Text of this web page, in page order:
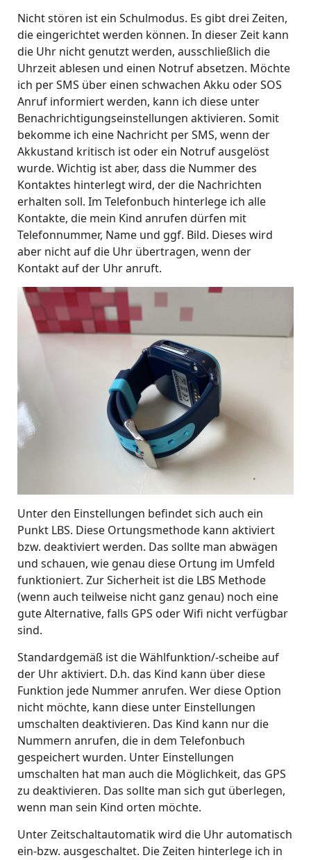
Nicht stören ist ein Schulmodus. Es gibt drei Zeiten,
die eingerichtet werden können. In dieser Zeit kann
die Uhr nicht genutzt werden, ausschließlich die
Uhrzeit ablesen und einen Notruf absetzen. Möchte
ich per SMS über einen schwachen Akku oder SOS
Anruf informiert werden, kann ich diese unter
Benachrichtigungseinstellungen aktivieren. Somit
bekomme ich eine Nachricht per SMS, wenn der
Akkustand kritisch ist oder ein Notruf ausgelöst
wurde. Wichtig ist aber, dass die Nummer des
Kontaktes hinterlegt wird, der die Nachrichten
erhalten soll. Im Telefonbuch hinterlege ich alle
Kontakte, die mein Kind anrufen dürfen mit
Telefonnummer, Name und ggf. Bild. Dieses wird
aber nicht auf die Uhr übertragen, wenn der
Kontakt auf der Uhr anruft.
Unter den Einstellungen befindet sich auch ein
Punkt LBS. Diese Ortungsmethode kann aktiviert
bzw. deaktiviert werden. Das sollte man abwägen
und schauen, wie genau diese Ortung im Umfeld
funktioniert. Zur Sicherheit ist die LBS Methode
(wenn auch teilweise nicht ganz genau) noch eine
gute Alternative, falls GPS oder Wifi nicht verfügbar
sind.
Standardgemäß ist die Wählfunktion/-scheibe auf
der Uhr aktiviert. D.h. das Kind kann über diese
Funktion jede Nummer anrufen. Wer diese Option
nicht möchte, kann diese unter Einstellungen
umschalten deaktivieren. Das Kind kann nur die
Nummern anrufen, die in dem Telefonbuch
gespeichert wurden. Unter Einstellungen
umschalten hat man auch die Möglichkeit, das GPS
zu deaktivieren. Das sollte man sich gut überlegen,
wenn man sein Kind orten möchte.
Unter Zeitschaltautomatik wird die Uhr automatisch
ein-bzw. ausgeschaltet. Die Zeiten hinterlege ich in